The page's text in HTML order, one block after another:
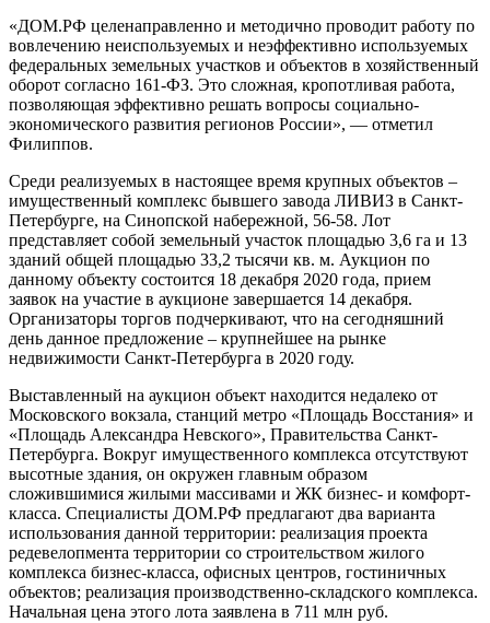
«ДОМ.РФ целенаправленно и методично проводит работу по
вовлечению неиспользуемых и неэффективно используемых
федеральных земельных участков и объектов в хозяйственный
оборот согласно 161-ФЗ. Это сложная, кропотливая работа,
позволяющая эффективно решать вопросы социально-
экономического развития регионов России», — отметил
Филиппов.
Среди реализуемых в настоящее время крупных объектов –
имущественный комплекс бывшего завода ЛИВИЗ в Санкт-
Петербурге, на Синопской набережной, 56-58. Лот
представляет собой земельный участок площадью 3,6 га и 13
зданий общей площадью 33,2 тысячи кв. м. Аукцион по
данному объекту состоится 18 декабря 2020 года, прием
заявок на участие в аукционе завершается 14 декабря.
Организаторы торгов подчеркивают, что на сегодняшний
день данное предложение – крупнейшее на рынке
недвижимости Санкт-Петербурга в 2020 году.
Выставленный на аукцион объект находится недалеко от
Московского вокзала, станций метро «Площадь Восстания» и
«Площадь Александра Невского», Правительства Санкт-
Петербурга. Вокруг имущественного комплекса отсутствуют
высотные здания, он окружен главным образом
сложившимися жилыми массивами и ЖК бизнес- и комфорт-
класса. Специалисты ДОМ.РФ предлагают два варианта
использования данной территории: реализация проекта
редевелопмента территории со строительством жилого
комплекса бизнес-класса, офисных центров, гостиничных
объектов; реализация производственно-складского комплекса.
Начальная цена этого лота заявлена в 711 млн руб.